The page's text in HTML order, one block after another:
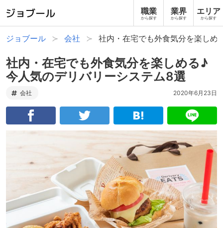
職業
から探す
業界
から探す
エリア
から探す
ジョブール 会社 社内・在宅でも外食気分を楽し
社内・在宅でも外食気分を楽しめる♪
今人気のデリバリーシステム8選
会社 2020年6月23日